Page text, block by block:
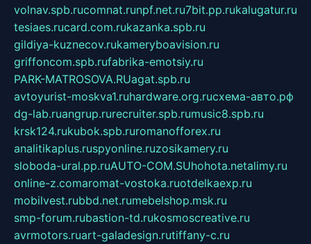
volnav.spb.rucomnat.runpf.net.ru7bit.pp.rukalugatur.ru
tesiaes.rucard.com.rukazanka.spb.ru
gildiya-kuznecov.rukameryboavision.ru
griffoncom.spb.rufabrika-emotsiy.ru
PARK-MATROSOVA.RUagat.spb.ru
avtoyurist-moskva1.ruhardware.org.ruсхема-авто.рф
dg-lab.ruangrup.rurecruiter.spb.rumusic8.spb.ru
krsk124.rukubok.spb.ruromanofforex.ru
analitikaplus.ruspyonline.ruzosikamery.ru
sloboda-ural.pp.ruAUTO-COM.SUhohota.netalimy.ru
online-z.comaromat-vostoka.ruotdelkaexp.ru
mobilvest.rubbd.net.rumebelshop.msk.ru
smp-forum.rubastion-td.rukosmoscreative.ru
avrmotors.ruart-galadesign.rutiffany-c.ru